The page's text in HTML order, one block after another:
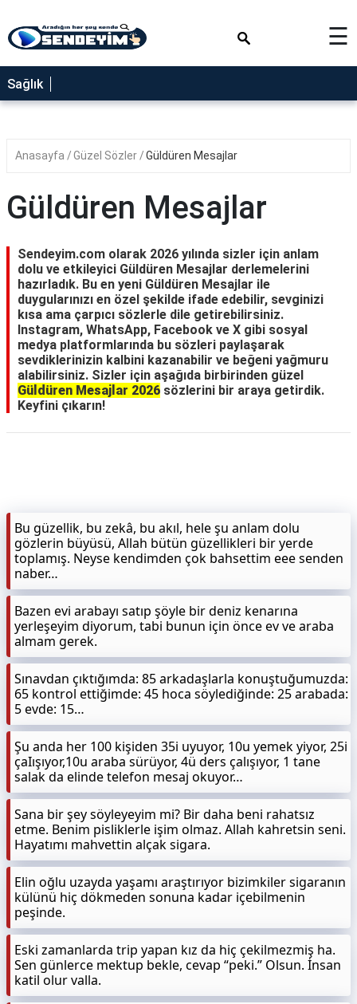
SAĞLIK
NEDİR
YEMEK
RÜYA
GEZİLECEK
YERLER
BLOG
☰
Sağlık
Anasayfa Güzel Sözler Güldüren Mesajlar
Güldüren Mesajlar
Sendeyim.com olarak 2026 yılında sizler için anlam
dolu ve etkileyici Güldüren Mesajlar derlemelerini
hazırladık. Bu en yeni Güldüren Mesajlar ile
duygularınızı en özel şekilde ifade edebilir, sevginizi
kısa ama çarpıcı sözlerle dile getirebilirsiniz.
Instagram, WhatsApp, Facebook ve X gibi sosyal
medya platformlarında bu sözleri paylaşarak
sevdiklerinizin kalbini kazanabilir ve beğeni yağmuru
alabilirsiniz. Sizler için aşağıda birbirinden güzel
Güldüren Mesajlar 2026 sözlerini bir araya getirdik.
Keyfini çıkarın!
Bu güzellik, bu zekâ, bu akıl, hele şu anlam dolu
gözlerin büyüsü, Allah bütün güzellikleri bir yerde
toplamış. Neyse kendimden çok bahsettim eee senden
naber…
Bazen evi arabayı satıp şöyle bir deniz kenarına
yerleşeyim diyorum, tabi bunun için önce ev ve araba
almam gerek.
Sınavdan çıktığımda: 85 arkadaşlarla konuştuğumuzda:
65 kontrol ettiğimde: 45 hoca söylediğinde: 25 arabada:
5 evde: 15…
Şu anda her 100 kişiden 35i uyuyor, 10u yemek yiyor, 25i
çaIışıyor,10u araba sürüyor, 4ü ders çalışıyor, 1 tane
salak da elinde telefon mesaj okuyor…
Sana bir şey söyleyeyim mi? Bir daha beni rahatsız
etme. Benim pisliklerle işim olmaz. Allah kahretsin seni.
Hayatımı mahvettin alçak sigara.
Elin oğlu uzayda yaşamı araştırıyor bizimkiler sigaranın
külünü hiç dökmeden sonuna kadar içebilmenin
peşinde.
Eski zamanlarda trip yapan kız da hiç çekilmezmiş ha.
Sen günlerce mektup bekle, cevap “peki.” Olsun. İnsan
katil olur valla.